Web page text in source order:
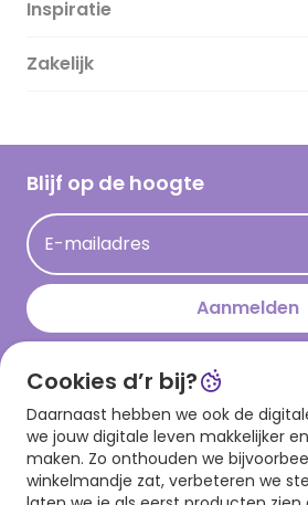
Over ons
Duurzaamheid
Hallmark Kaartclub
Acties
Persberichten
Hallmark en Kinderpostzegels
Inspiratie
Magazine
Cadeau inspiratie
Kaartinspiratie
Zakelijk
Blijf op de hoogte
E-mailadres
Aanmelden
Download onze app
Cookies d’r bij?
Daarnaast hebben we ook de
we jouw digitale leven makkelijker
maken. Zo onthouden we
winkelmandje zat, verbeteren we